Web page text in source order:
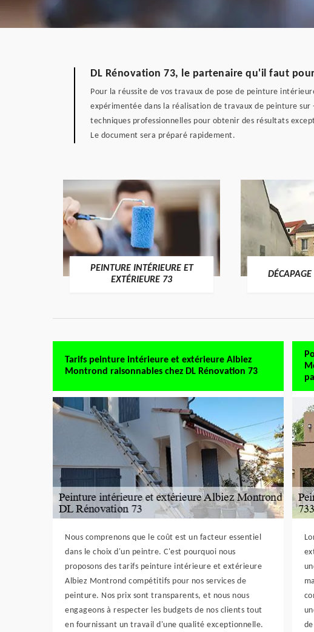
DL Rénovation 73, le partenaire qu'il faut
Pour la réussite de vos travaux de pose de peinture
expérimentée dans la réalisation de travaux de peinture
techniques professionnelles pour obtenir des résultats
Le document sera préparé rapidement.
PEINTURE INTÉRIEURE ET
EXTÉRIEURE 73
Tarifs peinture intérieure et extérieure Albiez
Montrond raisonnables chez DL Rénovation 73
Nous comprenons que le coût est un facteur essentiel
dans le choix d'un peintre. C'est pourquoi nous
proposons des tarifs peinture intérieure et extérieure
Albiez Montrond compétitifs pour nos services de
peinture. Nos prix sont transparents, et nous nous
engageons à respecter les budgets de nos clients tout
en fournissant un travail d'une qualité exceptionnelle.